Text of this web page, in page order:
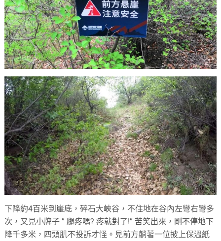
下降約4百米到崖底，碎石大峽谷，不住地在谷內左彎右彎多
次，又見小牌子 ” 腿疼嗎? 疼就對了!” 苦笑出來，剛不停地下
降千多米，四頭肌不投訴才怪。見前方躺著一位披上保溫紙